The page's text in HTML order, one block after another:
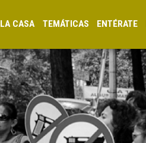
LA CASA TEMÁTICAS ENTÉRATE